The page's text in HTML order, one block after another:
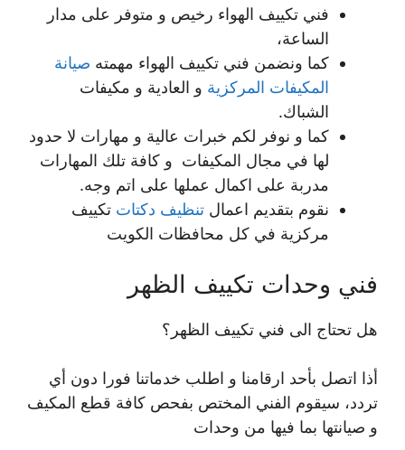
فني تكييف الهواء رخيص و متوفر على مدار
الساعة،
كما ونضمن فني تكييف الهواء مهمته صيانة
المكيفات المركزية و العادية و مكيفات
الشباك.
كما و نوفر لكم خبرات عالية و مهارات لا حدود
لها في مجال المكيفات و كافة تلك المهارات
مدربة على اكمال عملها على اتم وجه.
نقوم بتقديم اعمال تنظيف دكتات تكييف
مركزية في كل محافظات الكويت
فني وحدات تكييف الظهر
هل تحتاج الى فني تكييف الظهر؟
أذا اتصل بأحد ارقامنا و اطلب خدماتنا فورا دون أي
تردد، سيقوم الفني المختص بفحص كافة قطع المكيف
و صيانتها بما فيها من وحدات